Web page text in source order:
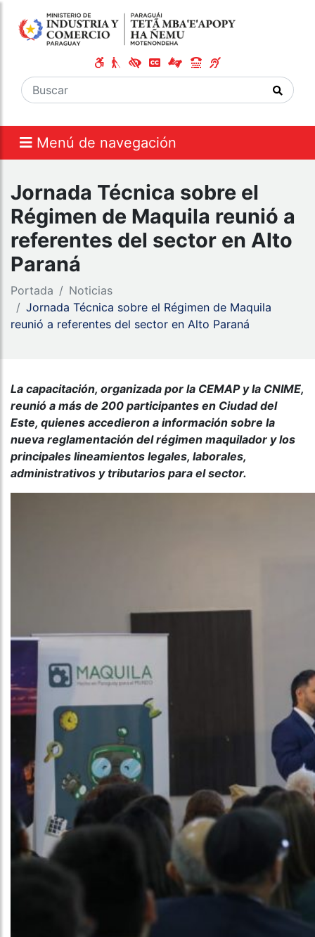
Menú de navegación
Jornada Técnica sobre el
Régimen de Maquila reunió a
referentes del sector en Alto
Paraná
Portada
Noticias
Jornada Técnica sobre el Régimen de Maquila
reunió a referentes del sector en Alto Paraná
La capacitación, organizada por la CEMAP y la CNIME,
reunió a más de 200 participantes en Ciudad del
Este, quienes accedieron a información sobre la
nueva reglamentación del régimen maquilador y los
principales lineamientos legales, laborales,
administrativos y tributarios para el sector.